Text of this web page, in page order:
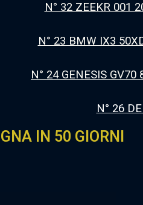
N° 32 ZEEKR 001
N° 23 BMW IX3
N° 24 GENESIS
N° 26
IN 50 GIORNI